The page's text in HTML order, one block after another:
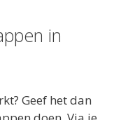
in
Geef het dan